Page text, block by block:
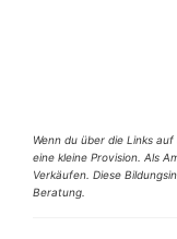
Wenn du über die Links
eine kleine Provision. Als
Verkäufen. Diese
Beratung.